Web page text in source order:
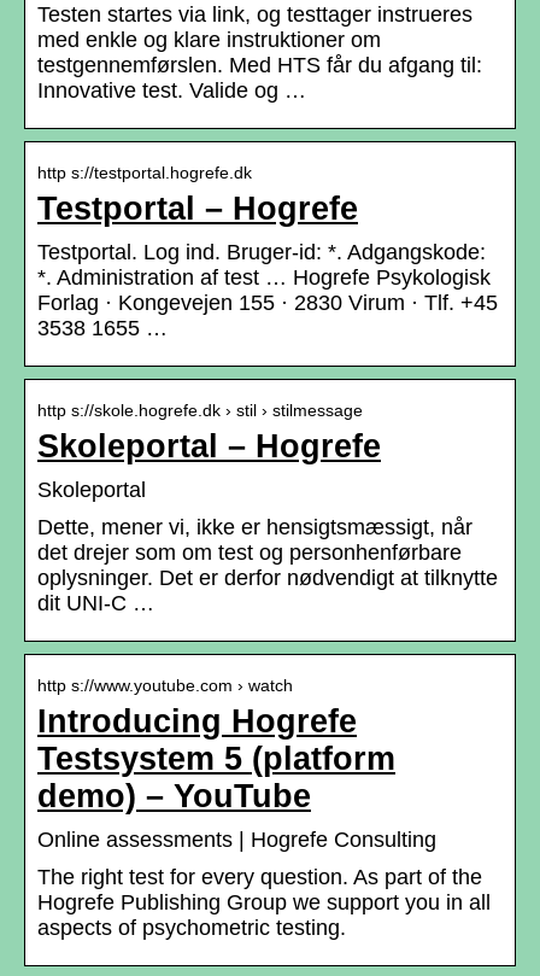
Testen startes via link, og testtager instrueres
med enkle og klare instruktioner om
testgennemførslen. Med HTS får du afgang til:
Innovative test. Valide og …
http s://testportal.hogrefe.dk
Testportal – Hogrefe
Testportal. Log ind. Bruger-id: *. Adgangskode:
*. Administration af test … Hogrefe Psykologisk
Forlag · Kongevejen 155 · 2830 Virum · Tlf. +45
3538 1655 …
http s://skole.hogrefe.dk › stil › stilmessage
Skoleportal – Hogrefe
Skoleportal
Dette, mener vi, ikke er hensigtsmæssigt, når
det drejer som om test og personhenførbare
oplysninger. Det er derfor nødvendigt at tilknytte
dit UNI-C …
http s://www.youtube.com › watch
Introducing Hogrefe
Testsystem 5 (platform
demo) – YouTube
Online assessments | Hogrefe Consulting
The right test for every question. As part of the
Hogrefe Publishing Group we support you in all
aspects of psychometric testing.